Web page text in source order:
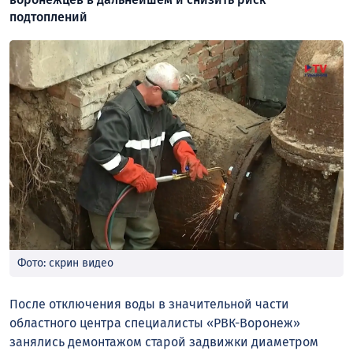
подтоплений
Фото: скрин видео
После отключения воды в значительной части
областного центра специалисты «РВК-Воронеж»
занялись демонтажом старой задвижки диаметром